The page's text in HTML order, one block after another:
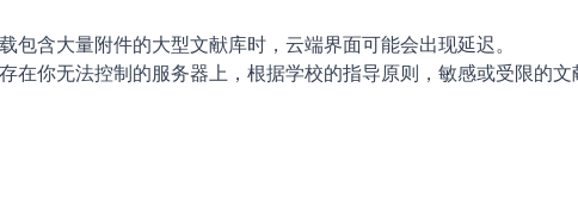
包含大量附件的大型文献库时，云端界面可能会出现延迟。
在你无法控制的服务器上，根据学校的指导原则，敏感或受限的文